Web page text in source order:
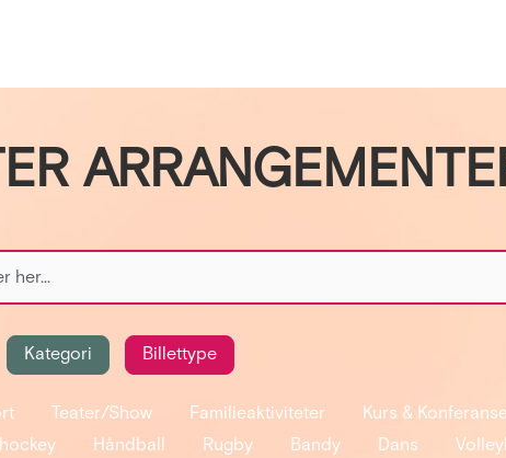
Kategori Billettype
Teater/show Familieaktiviteter Kurs &
Håndball Rugby Bandy Dans